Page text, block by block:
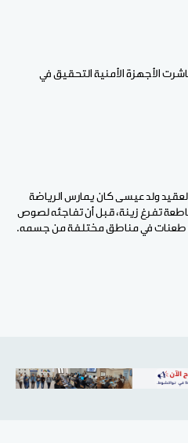
الأجهزة الأمنية التحقيق في
العقيد ولد عيسى كان يمارس الرياضة
تفرغ زينة، قبل أن تفاجئه لصوص
طعنات في مناطق مختلفة من جسمه.